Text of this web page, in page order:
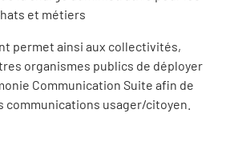
et métiers
permet ainsi aux collectivités,
organismes publics de déployer
Communication Suite afin de
communications usager/citoyen.